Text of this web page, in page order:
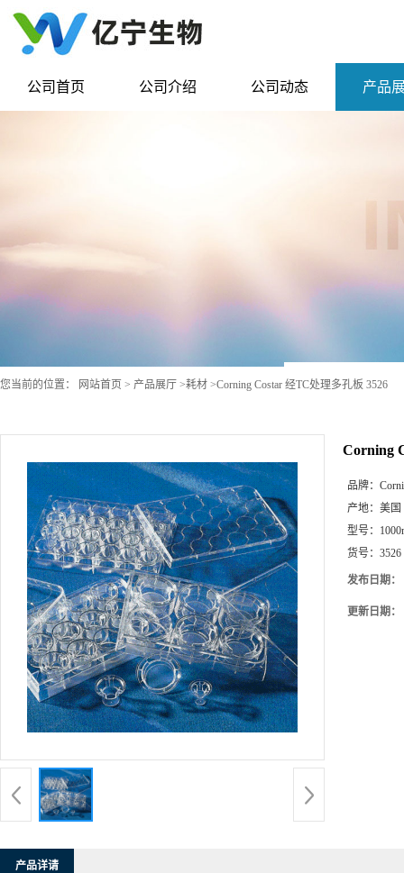
公司首页 公司介绍 公司动态 产品
您当前的位置： 网站首页 > 产品展厅 >耗材 >Corning Costar 经TC处理多孔板 3526
Corning
品牌：
产地： 美国
型号：
货号： 3526
发布日期：
更新日期：
产品详请